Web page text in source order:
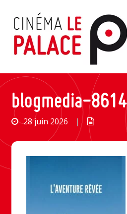
contenu
blogmedia-
28 juin 2026 |